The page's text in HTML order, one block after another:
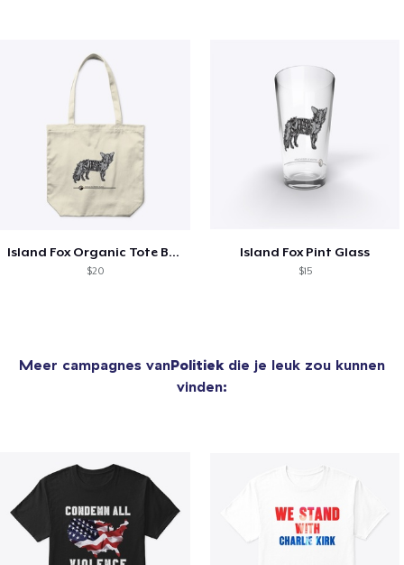
Island Fox Organic Tote Bag
$20
Island Fox Pint Glass
$15
Meer campagnes vanPolitiek die je leuk zou kunnen
vinden: